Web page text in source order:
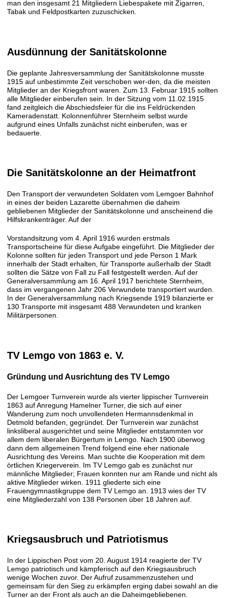
man den insgesamt 21 Mitgliedern Liebespakete mit Zigarren,
Tabak und Feldpostkarten zuzuschicken.
Ausdünnung der Sanitätskolonne
Die geplante Jahresversammlung der Sanitätskolonne musste
1915 auf unbestimmte Zeit verschoben wer-den, da die meisten
Mitglieder an der Kriegsfront waren. Zum 13. Februar 1915 sollten
alle Mitglieder einberufen sein. In der Sitzung vom 11.02.1915
fand zeitgleich die Abschiedsfeier für die ins Feldrückenden
Kameradenstatt. Kolonnenführer Sternheim selbst wurde
aufgrund eines Unfalls zunächst nicht einberufen, was er
bedauerte.
Die Sanitätskolonne an der Heimatfront
Den Transport der verwundeten Soldaten vom Lemgoer Bahnhof
in eines der beiden Lazarette übernahmen die daheim
gebliebenen Mitglieder der Sanitätskolonne und anscheinend die
Hilfskrankenträger. Auf der
Vorstandsitzung vom 4. April 1916 wurden erstmals
Transportscheine für diese Aufgabe eingeführt. Die Mitglieder der
Kolonne sollten für jeden Transport und jede Person 1 Mark
innerhalb der Stadt erhalten, für Transporte außerhalb der Stadt
sollten die Sätze von Fall zu Fall festgestellt werden. Auf der
Generalversammlung am 16. April 1917 berichtete Sternheim,
dass im vergangenen Jahr 206 Verwundete transportiert wurden.
In der Generalversammlung nach Kriegsende 1919 bilanzierte er
130 Transporte mit insgesamt 488 Verwundeten und kranken
Militärpersonen.
TV Lemgo von 1863 e. V.
Gründung und Ausrichtung des TV Lemgo
Der Lemgoer Turnverein wurde als vierter lippischer Turnverein
1863 auf Anregung Hamelner Turner, die sich auf einer
Wanderung zum noch unvollendeten Hermannsdenkmal in
Detmold befanden, gegründet. Der Turnverein war zunächst
linksliberal ausgerichtet und seine Mitglieder entstammten vor
allem dem liberalen Bürgertum in Lemgo. Nach 1900 überwog
dann dem allgemeinen Trend folgend eine eher nationale
Ausrichtung des Vereins. Man suchte die Kooperation mit dem
örtlichen Kriegerverein. Im TV Lemgo gab es zunächst nur
männliche Mitglieder; Frauen konnten nur am Rande und nicht als
aktive Mitglieder wirken. 1911 gliederte sich eine
Frauengymnastikgruppe dem TV Lemgo an. 1913 wies der TV
eine Mitgliederzahl von 138 Personen über 18 Jahren auf.
Kriegsausbruch und Patriotismus
In der Lippischen Post vom 20. August 1914 reagierte der TV
Lemgo patriotisch und kämpferisch auf den Kriegsausbruch
wenige Wochen zuvor. Der Aufruf zusammenzustehen und
gemeinsam für den Sieg zu erkämpfen erging dabei sowahl an die
Turner an der Front als auch an die Daheimgebliebenen.